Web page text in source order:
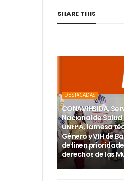
SHARE THIS
DESTACADAS
CONAVIHSIDA,
Nacional de Salud
UNFPA, la mesa
Género y VIH de
definen
derechos de las